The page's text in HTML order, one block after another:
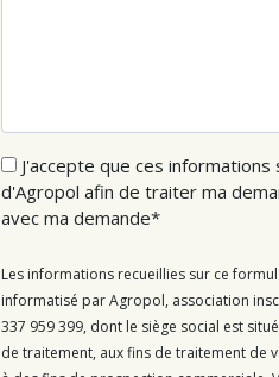
J'accepte que ces
d'Agropol afin de traiter ma
avec ma demande
Les informations recueillies sur ce
informatisé par Agropol, association
337 959 399, dont le siège social est
de traitement, aux fins de traitement de